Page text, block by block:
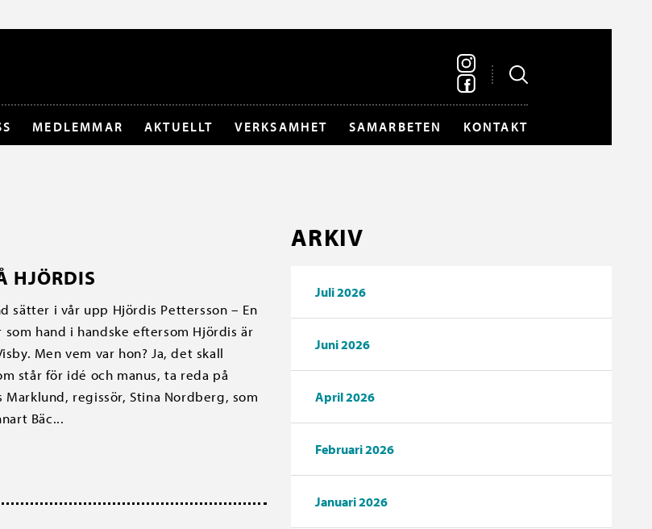
MEDLEMMAR AKTUELLT VERKSAMHET SAMARBETEN KONTAKT
HJÖRDIS
sätter i vår upp Hjördis Pettersson – En
som hand i handske eftersom Hjördis är
Men vem var hon? Ja, det skall
står för idé och manus, ta reda på
Marklund, regissör, Stina Nordberg, som
Bäc...
ARKIV
Juli 2026
Juni 2026
April 2026
Februari 2026
Januari 2026